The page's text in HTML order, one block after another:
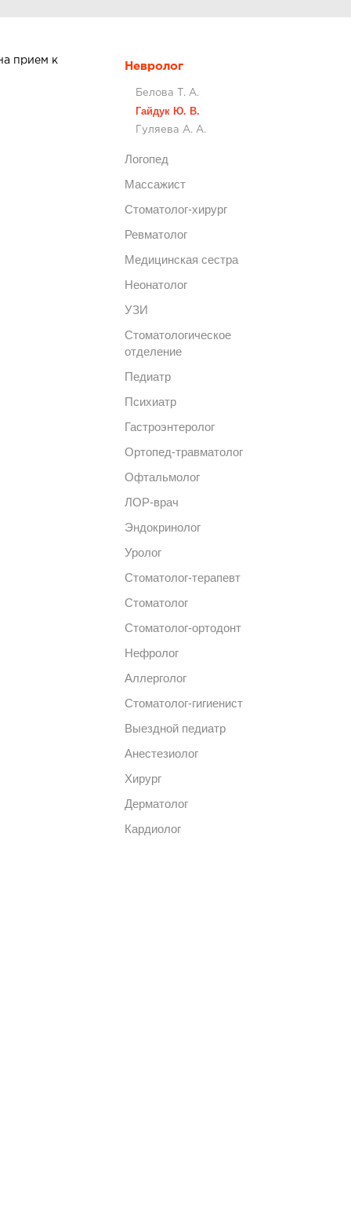
Невролог
Белова Т. А.
Гайдук Ю. В.
Гуляева А. А.
Логопед
Массажист
Стоматолог-хирург
Ревматолог
Медицинская сестра
Неонатолог
УЗИ
Стоматологическое
отделение
Педиатр
Психиатр
Гастроэнтеролог
Ортопед-травматолог
Офтальмолог
ЛОР-врач
Эндокринолог
Уролог
Стоматолог-терапевт
Стоматолог
Стоматолог-ортодонт
Нефролог
Аллерголог
Стоматолог-гигиенист
Выездной педиатр
Анестезиолог
Хирург
Дерматолог
Кардиолог
прием к